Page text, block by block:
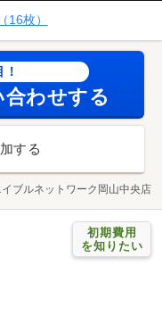
16枚）
わせする
する
ブルネットワーク岡山中央店
初期費用
を知りたい